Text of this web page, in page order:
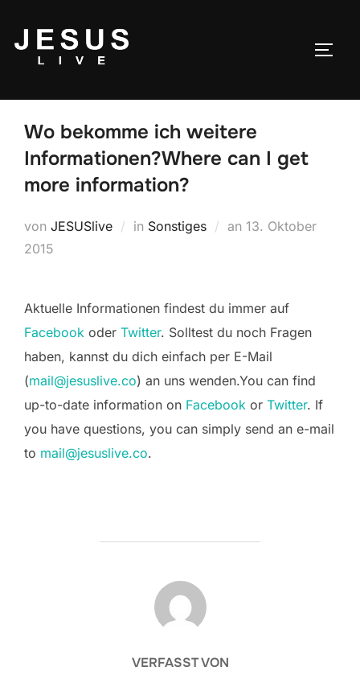
Wo bekomme ich weitere
Informationen?Where can I get
more information?
von JESUSlive in Sonstiges an 13. Oktober
2015
Aktuelle Informationen findest du immer auf
Facebook oder Twitter. Solltest du noch Fragen
haben, kannst du dich einfach per E-Mail
(mail@jesuslive.co) an uns wenden.You can find
up-to-date information on Facebook or Twitter. If
you have questions, you can simply send an e-mail
to mail@jesuslive.co.
BEITRAGSAUTOR
VERFASST VON